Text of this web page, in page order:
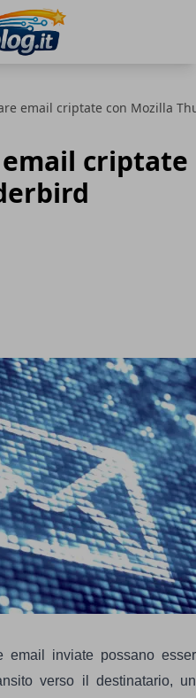
email criptate con Mozilla
criptate
email inviate possano
verso il destinatario,